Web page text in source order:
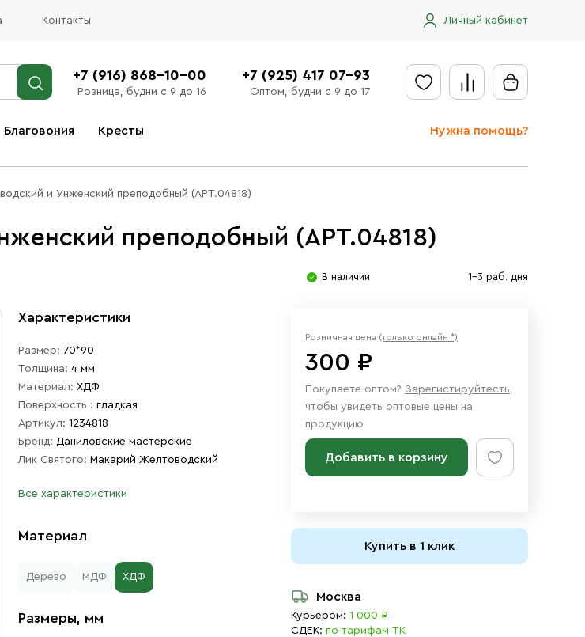
Контакты Личный кабинет
+7 (916) 868-10-00
Розница, будни с 9 до 16
+7 (925) 417 07-93
Оптом, будни с 9 до 17
Благовония Кресты Нужна помощь?
Отправить заявку
Доставка в регионы
и Унженский преподобный (АРТ.04818)
преподобный (АРТ.04818)
В наличии 1-3 раб. дня
Характеристики
Размер: 70*90
Толщина: 4 мм
Материал: ХДФ
Поверхность : гладкая
Артикул: 1234818
Бренд: Даниловские мастерские
Лик Святого: Макарий Желтоводский
Все характеристики
Материал
Дерево МДФ ХДФ
Размеры, мм
Розничная цена (только онлайн *)
300 ₽
Покупаете оптом? Зарегистируйтесть,
чтобы увидеть оптовые цены на
продукцию
Добавить в корзину
Купить в 1 клик
Москва
Курьером: 1 000 ₽
СДЕК: по тарифам ТК